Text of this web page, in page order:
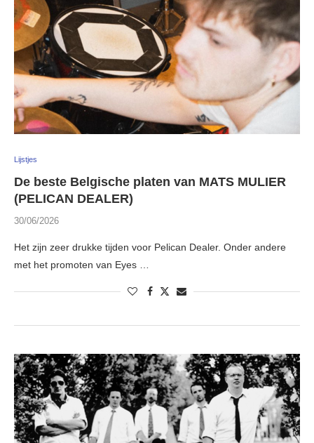
Lijstjes
De beste Belgische platen van MATS MULIER
(PELICAN DEALER)
30/06/2026
Het zijn zeer drukke tijden voor Pelican Dealer. Onder andere
met het promoten van Eyes …